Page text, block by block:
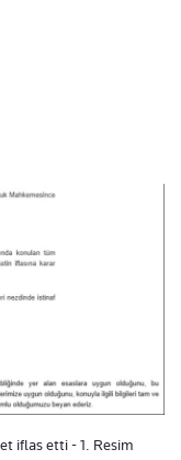
iflas etti - 1. Resim